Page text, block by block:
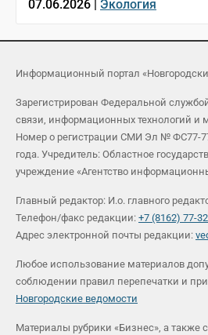
07.06.2026 | Экология
Информационный портал
Зарегистрирован Федеральной
связи, информационных технологий и
Номер о регистрации СМИ Эл № ФС77-
года. Учредитель: Областное
учреждение «Агентство
Главный редактор: И.о. главного
Телефон/факс редакции: +7 (8162) 77-
Адрес электронной почты редакции:
Любое использование материалов
соблюдении правил перепечатки и
Новгородские ведомости
Материалы рубрики «Бизнес», а также